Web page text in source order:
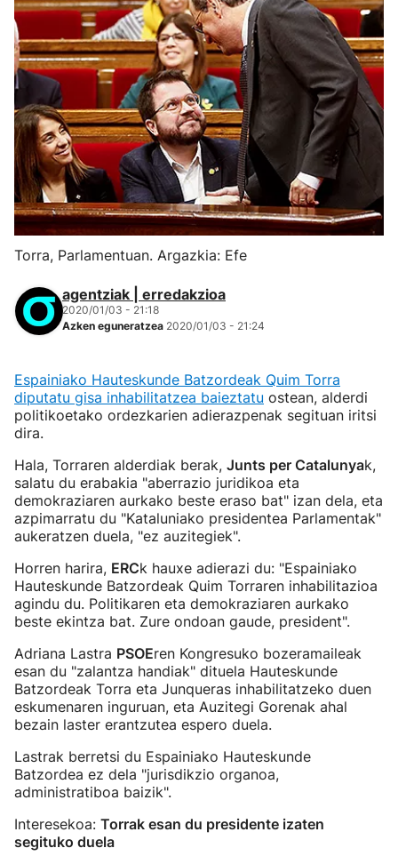
Torra, Parlamentuan. Argazkia: Efe
agentziak | erredakzioa
2020/01/03 - 21:18
Azken eguneratzea 2020/01/03 - 21:24
Espainiako Hauteskunde Batzordeak Quim Torra
diputatu gisa inhabilitatzea baieztatu ostean, alderdi
politikoetako ordezkarien adierazpenak segituan iritsi
dira.
Hala, Torraren alderdiak berak, Junts per Catalunyak,
salatu du erabakia "aberrazio juridikoa eta
demokraziaren aurkako beste eraso bat" izan dela, eta
azpimarratu du "Kataluniako presidentea Parlamentak"
aukeratzen duela, "ez auzitegiek".
Horren harira, ERCk hauxe adierazi du: "Espainiako
Hauteskunde Batzordeak Quim Torraren inhabilitazioa
agindu du. Politikaren eta demokraziaren aurkako
beste ekintza bat. Zure ondoan gaude, president".
Adriana Lastra PSOEren Kongresuko bozeramaileak
esan du "zalantza handiak" dituela Hauteskunde
Batzordeak Torra eta Junqueras inhabilitatzeko duen
eskumenaren inguruan, eta Auzitegi Gorenak ahal
bezain laster erantzutea espero duela.
Lastrak berretsi du Espainiako Hauteskunde
Batzordea ez dela "jurisdikzio organoa,
administratiboa baizik".
Interesekoa: Torrak esan du presidente izaten
segituko duela